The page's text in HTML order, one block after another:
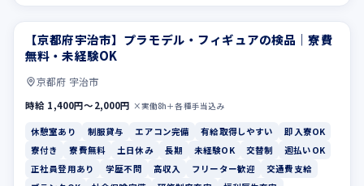
休憩室あり 制服貸与
【京都府宇治市】プラモデル・フィギュアの検品｜寮費
無料・未経験OK
京都府 宇治市
時給 1,400円〜2,000円 ×実働8h＋各種手当込み
休憩室あり 制服貸与 エアコン完備 有給取得しやすい
即入寮OK
寮付き
寮費無料 土日休み 長期 未経験OK 交替制
週払いOK
正社員登用あり
学歴不問 高収入 フリーター歓迎
交通費支給